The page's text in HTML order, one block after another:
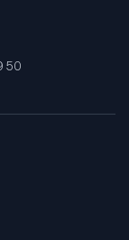
50